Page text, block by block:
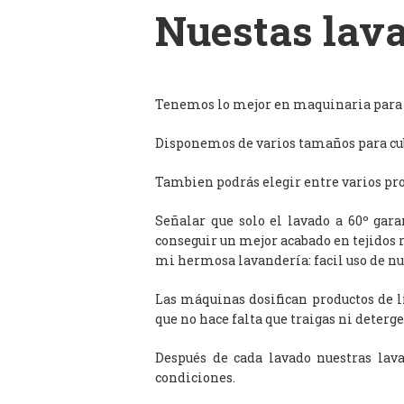
Nuestas
Tenemos lo mejor en maquinaria
Disponemos de varios tamaños para
Tambien podrás elegir entre varios
Señalar que solo el lavado a 60º
conseguir un mejor acabado en
mi hermosa lavandería: facil uso de
Las máquinas dosifican productos
que no hace falta que traigas ni
Después de cada lavado nuestras
condiciones.